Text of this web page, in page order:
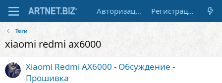
Авторизация Регистрация
Теги
xiaomi redmi ax6000
Xiaomi Redmi AX6000 - Обсуждение -
Прошивка